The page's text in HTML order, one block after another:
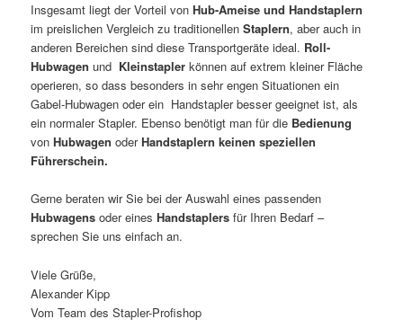
Insgesamt liegt der Vorteil vonHub-Ameise und Handstaplern
im preislichen Vergleich zu traditionellenStaplern, aber auch in
anderen Bereichen sind diese Transportgeräte ideal. Roll-
Hubwagen und Kleinstapler können auf extrem kleiner Fläche
operieren, so dass besonders in sehr engen Situationen ein
Gabel-Hubwagen oder ein Handstapler besser geeignet ist, als
ein normaler Stapler. Ebenso benötigt man für die Bedienung
vonHubwagen oderHandstaplern keinen speziellen
Führerschein.
Gerne beraten wir Sie bei der Auswahl eines passenden
Hubwagens oder einesHandstaplers für Ihren Bedarf –
sprechen Sie uns einfach an.
Viele Grüße,
Alexander Kipp
Vom Team des Stapler-Profishop